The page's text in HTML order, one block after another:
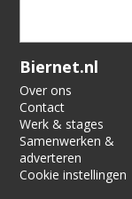
Verification code:
Biernet.nl
Over ons
Contact
Werk & stages
Samenwerken &
adverteren
Cookie instellingen